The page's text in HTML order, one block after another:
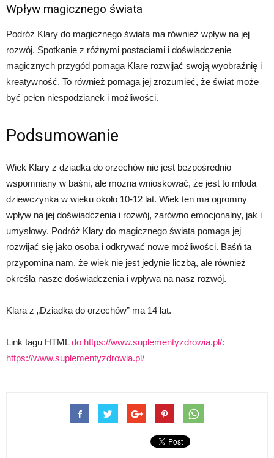
Wpływ magicznego świata
Podróż Klary do magicznego świata ma również wpływ na jej
rozwój. Spotkanie z różnymi postaciami i doświadczenie
magicznych przygód pomaga Klare rozwijać swoją wyobraźnię i
kreatywność. To również pomaga jej zrozumieć, że świat może
być pełen niespodzianek i możliwości.
Podsumowanie
Wiek Klary z dziadka do orzechów nie jest bezpośrednio
wspomniany w baśni, ale można wnioskować, że jest to młoda
dziewczynka w wieku około 10-12 lat. Wiek ten ma ogromny
wpływ na jej doświadczenia i rozwój, zarówno emocjonalny, jak i
umysłowy. Podróż Klary do magicznego świata pomaga jej
rozwijać się jako osoba i odkrywać nowe możliwości. Baśń ta
przypomina nam, że wiek nie jest jedynie liczbą, ale również
określa nasze doświadczenia i wpływa na nasz rozwój.
Klara z „Dziadka do orzechów” ma 14 lat.
Link tagu HTMLdo https://www.suplementyzdrowia.pl/:
https://www.suplementyzdrowia.pl/